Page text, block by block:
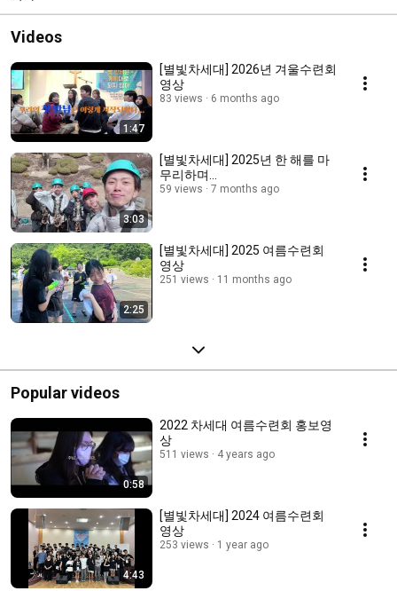
Videos
1:47
[별빛차세대] 2026년 겨울수련회
영상
83 views 6 months ago
3:03
[별빛차세대] 2025년 한 해를 마
무리하며...
59 views 7 months ago
2:25
[별빛차세대] 2025 여름수련회
영상
251 views 11 months ago
Popular videos
0:58
2022 차세대 여름수련회 홍보영
상
511 views 4 years ago
4:43
[별빛차세대] 2024 여름수련회
영상
253 views 1 year ago